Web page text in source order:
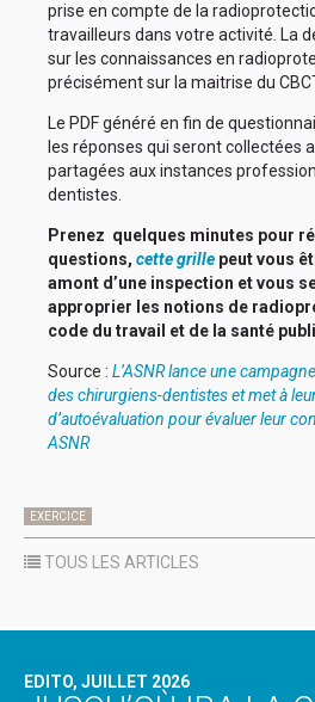
prise en compte de la
travailleurs dans votre activité. La
sur les connaissances en
précisément sur la maitrise du
Le PDF généré en fin de
les réponses qui seront collectées
partagées aux instances
dentistes.
Prenez quelques minutes pour
questions, cette grille peut vous
amont d’une inspection et vous
approprier les notions de
code du travail et de la santé
Source : L’ASNR lance une
des chirurgiens-dentistes et met à
d’autoévaluation pour évaluer leur
ASNR
EXERCICE
TOUS LES ARTICLES
EDITO, JUILLET 2026